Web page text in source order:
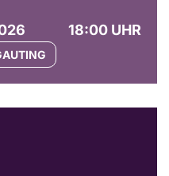
18:00 UHR